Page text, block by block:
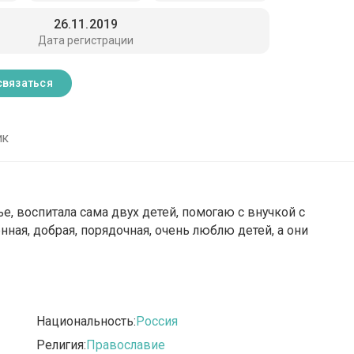
Дата регистрации
26.11.2019
воспитала сама двух детей, помогаю с внучкой с
добрая, порядочная, очень люблю детей, а они
Национальность:Россия
Религия:Православие